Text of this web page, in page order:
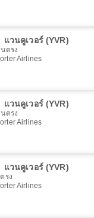
แวนคูเวอร์ (YVR)
ตรง
Airlines
แวนคูเวอร์ (YVR)
ตรง
Airlines
แวนคูเวอร์ (YVR)
รง
Airlines